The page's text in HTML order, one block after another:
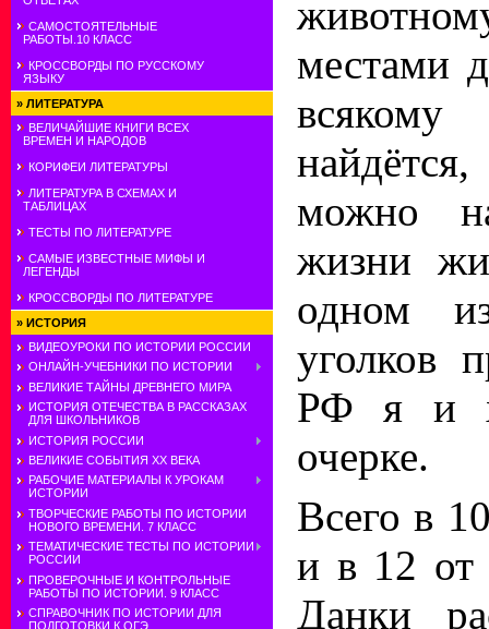
САМОСТОЯТЕЛЬНЫЕ
РАБОТЫ.10 КЛАСС
КРОССВОРДЫ ПО РУССКОМУ
ЯЗЫКУ
» ЛИТЕРАТУРА
ВЕЛИЧАЙШИЕ КНИГИ ВСЕХ
ВРЕМЕН И НАРОДОВ
КОРИФЕИ ЛИТЕРАТУРЫ
ЛИТЕРАТУРА В СХЕМАХ И
ТАБЛИЦАХ
ТЕСТЫ ПО ЛИТЕРАТУРЕ
САМЫЕ ИЗВЕСТНЫЕ МИФЫ И
ЛЕГЕНДЫ
КРОССВОРДЫ ПО ЛИТЕРАТУРЕ
» ИСТОРИЯ
ВИДЕОУРОКИ ПО ИСТОРИИ РОССИИ
ОНЛАЙН-УЧЕБНИКИ ПО ИСТОРИИ
ВЕЛИКИЕ ТАЙНЫ ДРЕВНЕГО МИРА
ИСТОРИЯ ОТЕЧЕСТВА В РАССКАЗАХ
ДЛЯ ШКОЛЬНИКОВ
ИСТОРИЯ РОССИИ
ВЕЛИКИЕ СОБЫТИЯ ХХ ВЕКА
РАБОЧИЕ МАТЕРИАЛЫ К УРОКАМ
ИСТОРИИ
ТВОРЧЕСКИЕ РАБОТЫ ПО ИСТОРИИ
НОВОГО ВРЕМЕНИ. 7 КЛАСС
ТЕМАТИЧЕСКИЕ ТЕСТЫ ПО ИСТОРИИ
РОССИИ
ПРОВЕРОЧНЫЕ И КОНТРОЛЬНЫЕ
РАБОТЫ ПО ИСТОРИИ. 9 КЛАСС
СПРАВОЧНИК ПО ИСТОРИИ ДЛЯ
ПОДГОТОВКИ К ОГЭ
местами
можно
жизни
одном
уголков
РФ я и
очерке.
Всего в
и в 12 от
Данки